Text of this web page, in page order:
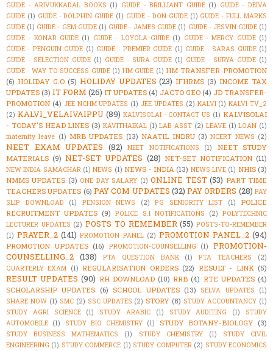
GUIDE - ARIVUKKADAL BOOKS (1) GUIDE - BRILLIANT GUIDE (1) GUIDE - DEIVA
GUIDE (1) GUIDE - DOLPHIN GUIDE (1) GUIDE - DON GUIDE (1) GUIDE - FULL MARKS
GUIDE (1) GUIDE - GEM GUIDE (1) GUIDE - JAMES GUIDE (1) GUIDE - JESVIN GUIDE (1)
GUIDE - KONAR GUIDE (1) GUIDE - LOYOLA GUIDE (1) GUIDE - MERCY GUIDE (1)
GUIDE - PENGUIN GUIDE (1) GUIDE - PREMIER GUIDE (1) GUIDE - SARAS GUIDE (1)
GUIDE - SELECTION GUIDE (1) GUIDE - SURA GUIDE (1) GUIDE - SURYA GUIDE (1)
GUIDE - WAY TO SUCCESS GUIDE (1) HM GUIDE (1) HM TRANSFER-PROMOTION
(6) HOLIDAY G.O (5) HOLIDAY UPDATES (23) IFHRMS (3) INCOME TAX
UPDATES (3) IT FORM (26) IT UPDATES (4) JACTO GEO (4) JD TRANSFER-
PROMOTION (4) JEE NCHM UPDATES (1) JEE UPDATES (2) KALVI (1) KALVI TV_2
(2) KALVI_VELAIVAIPPU (89) KALVISOLAI - CONTACT US (1) KALVISOLAI
- TODAY'S HEAD LINES (3) KAVITHAIKAL (1) LAB ASST (2) LEAVE (1) LOAN (1)
maternity leave (1) MRB UPDATES (13) NAATIL INDRU (3) NCERT NEWS (2)
NEET EXAM UPDATES (82) NEET NOTIFICATIONS (1)
NEET STUDY
MATERIALS (9) NET-SET UPDATES (28) NET-SET NOTIFICATION (11)
NEW INDIA SAMACHAR (1) NEWS (1) NEWS - INDIA (13) NEWS LIVE (1) NHIS (3)
NMMS UPDATES (3) ONE DAY SALARY (1) ONLINE TEST (53) PART TIME
TEACHERS UPDATES (6) PAY COM UPDATES (32) PAY ORDERS (28) PAY
SLIP DOWNLOAD
(1) PENSION NEWS (2) PG SENIORITY LIST (1)
POLICE
RECRUITMENT UPDATES (9) POLICE S.I NOTIFICATIONS (2) POLYTECHNIC
LECTURER UPDATES (2) POSTS TO REMEMBER (55) POSTS-TO-REMEMBER
(1) PRAYER_2 (141) PROMOTION PANEL (2) PROMOTION PANEL_2 (94)
PROMOTION UPDATES (16) PROMOTION-COUNSELLING (1)
PROMOTION-
COUNSELLING_2 (138) PTA QUESTION BANK (1) PTA TEACHERS
(2)
QUARTERLY EXAM (1) REGULARISATION ORDERS (22) RESULT - LINK (5)
RESULT UPDATES (90) RH DOWNLOAD (10) RRB (4) RTE UPDATES (4)
SCHOLARSHIP UPDATES (6) SCHOOL UPDATES (13) SELVA UPDATES
(1)
SHARE NOW (1) SMC (2) SSC UPDATES (2) STORY (8) STUDY ACCOUNTANCY (1)
STUDY AGRI SCIENCE
(1) STUDY ARABIC (1) STUDY AUDITING (1)
STUDY
AUTOMOBILE (1) STUDY BIO CHEMISTRY (1) STUDY BOTANY-BIOLOGY (3)
STUDY BUSINESS MATHEMATICS (1) STUDY CHEMISTRY (1)
STUDY CIVIL
ENGINEERING (1) STUDY COMMERCE (1) STUDY COMPUTER (2) STUDY ECONOMICS